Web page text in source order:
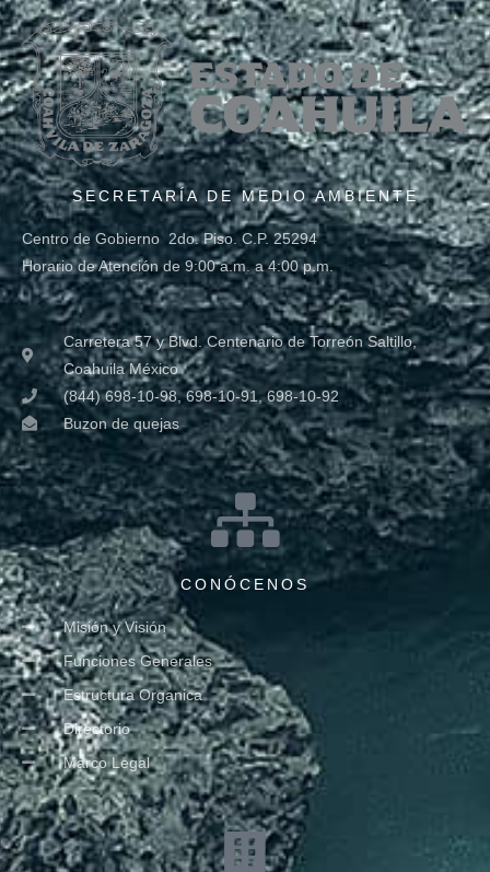
SECRETARÍA DE MEDIO AMBIENTE
Centro de Gobierno 2do. Piso. C.P. 25294
Horario de Atención de 9:00 a.m. a 4:00 p.m.
Carretera 57 y Blvd. Centenario de Torreón Saltillo,
Coahuila México
(844) 698-10-98, 698-10-91, 698-10-92
Buzon de quejas
CONÓCENOS
Misión y Visión
Funciones Generales
Estructura Organica
Directorio
Marco Legal